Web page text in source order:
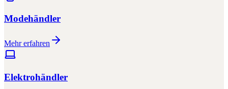
Modehändler
Mehr erfahren
Elektrohändler